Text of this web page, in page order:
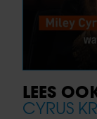
LEES
CYRUS